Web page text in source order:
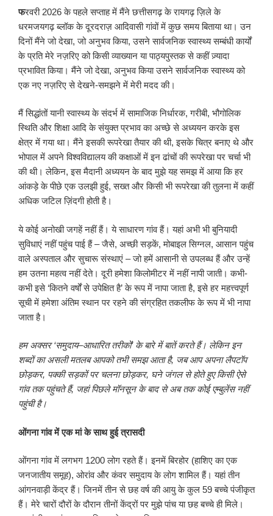
फरवरी 2026 के पहले सप्ताह में मैंने छत्तीसगढ़ के रायगढ़ ज़िले के
धरमजयगढ़ ब्लॉक के दूरदराज़ आदिवासी गांवों में कुछ समय बिताया था। उन
दिनों मैंने जो देखा, जो अनुभव किया, उसने सार्वजनिक स्वास्थ्य सम्बंधी कार्यों
के प्रति मेरे नज़रिए को किसी व्याख्यान या पाठ्यपुस्तक से कहीं ज़्यादा
प्रभावित किया। मैंने जो देखा, अनुभव किया उसने सार्वजनिक स्वास्थ्य को
एक नए नज़रिए से देखने-समझने में मेरी मदद की।
मैं सिद्धांतों यानी स्वास्थ्य के संदर्भ में सामाजिक निर्धारक, गरीबी, भौगोलिक
स्थिति और शिक्षा आदि के संयुक्त प्रभाव का अच्छे से अध्ययन करके इस
क्षेत्र में गया था। मैंने इसकी रूपरेखा तैयार की थी, इसके चित्र बनाए थे और
भोपाल में अपने विश्वविद्यालय की कक्षाओं में इन ढांचों की रूपरेखा पर चर्चा भी
की थी। लेकिन, इस मैदानी अध्ययन के बाद मुझे यह समझ में आया कि हर
आंकड़े के पीछे एक उलझी हुई, सख्त और किसी भी रूपरेखा की तुलना में कहीं
अधिक जटिल ज़िंदगी होती है।
ये कोई अनोखी जगहें नहीं हैं। ये साधारण गांव हैं। यहां अभी भी बुनियादी
सुविधाएं नहीं पहुंच पाई हैं – जैसे, अच्छी सड़कें, मोबाइल सिग्नल, आसान पहुंच
वाले अस्पताल और सुचारू संस्थाएं – जो हमें आसानी से उपलब्ध हैं और उन्हें
हम उतना महत्व नहीं देते। दूरी हमेशा किलोमीटर में नहीं नापी जाती। कभी-
कभी इसे ‘कितने वर्षों से उपेक्षित है’ के रूप में नापा जाता है, इसे हर महत्त्वपूर्ण
सूची में हमेशा अंतिम स्थान पर रहने की संग्रहित तकलीफ के रूप में भी नापा
जाता है।
हम अक्सर‘समुदाय–आधारित तरीकों’ के बारे में बातें करते हैं। लेकिन इन
शब्दों का असली मतलब आपको तभी समझ आता है, जब आप अपना लैपटॉप
छोड़कर, पक्की सड़कों पर चलना छोड़कर, घने जंगल से होते हुए किसी ऐसे
गांव तक पहुंचते हैं, जहां पिछले मॉनसून के बाद से अब तक कोई एम्बुलेंस नहीं
पहुंची है।
ओंगना गांव में एक मां के साथ हुई त्रासदी
ओंगना गांव में लगभग 1200 लोग रहते हैं। इनमें बिरहोर (हाशिए का एक
जनजातीय समूह), ओरांव और कंवर समुदाय के लोग शामिल हैं। यहां तीन
आंगनवाड़ी केंद्र हैं। जिनमें तीन से छह वर्ष की आयु के कुल 59 बच्चे पंजीकृत
हैं। मेरे चारों दौरों के दौरान तीनों केंद्रों पर मुझे पांच या छह बच्चे ही मिले।